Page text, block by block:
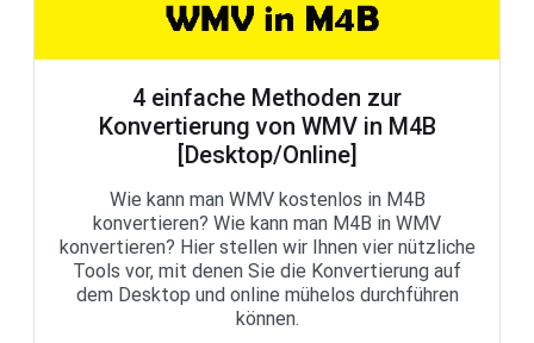
4 einfache Methoden zur
Konvertierung von WMV in M4B
[Desktop/Online]
Wie kann man WMV kostenlos in M4B
konvertieren? Wie kann man M4B in WMV
konvertieren? Hier stellen wir Ihnen vier nützliche
Tools vor, mit denen Sie die Konvertierung auf
dem Desktop und online mühelos durchführen
können.